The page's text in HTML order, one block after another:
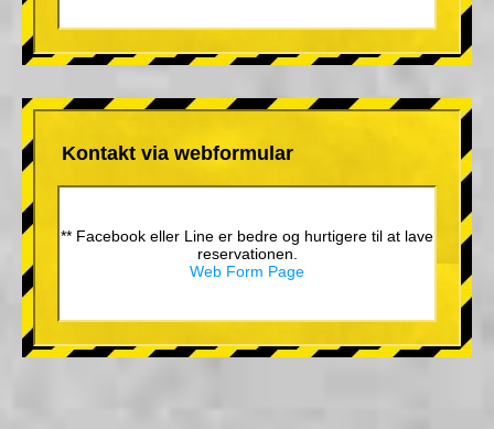
Kontakt via webformular
** Facebook eller Line er bedre og hurtigere til at lave
reservationen.
Web Form Page